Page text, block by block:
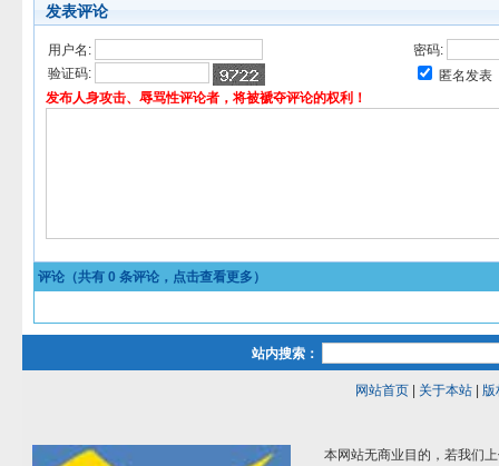
发表评论
用户名:
密码:
验证码:
匿名发表
发布人身攻击、辱骂性评论者，将被褫夺评论的权利！
评论（共有 0 条评论，点击查看更多）
站内搜索：
网站首页| 关于本站| 版
本网站无商业目的，若我们